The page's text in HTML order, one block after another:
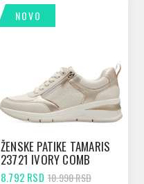
NOVO
ŽENSKE PATIKE TAMARIS
23721 IVORY COMB
8.792 RSD 10.990 RSD